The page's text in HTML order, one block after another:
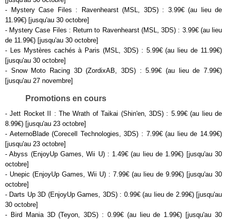
- Mystery Case Files : Ravenhearst (MSL, 3DS) : 3.99€ (au lieu de
11.99€) [jusqu'au 30 octobre]
- Mystery Case Files : Return to Ravenhearst (MSL, 3DS) : 3.99€ (au lieu
de 11.99€) [jusqu'au 30 octobre]
- Les Mystères cachés à Paris (MSL, 3DS) : 5.99€ (au lieu de 11.99€)
[jusqu'au 30 octobre]
- Snow Moto Racing 3D (ZordixAB, 3DS) : 5.99€ (au lieu de 7.99€)
[jusqu'au 27 novembre]
Promotions en cours
- Jett Rocket II : The Wrath of Taikai (Shin'en, 3DS) : 5.99€ (au lieu de
8.99€) [jusqu'au 23 octobre]
- AeternoBlade (Corecell Technologies, 3DS) : 7.99€ (au lieu de 14.99€)
[jusqu'au 23 octobre]
- Abyss (EnjoyUp Games, Wii U) : 1.49€ (au lieu de 1.99€) [jusqu'au 30
octobre]
- Unepic (EnjoyUp Games, Wii U) : 7.99€ (au lieu de 9.99€) [jusqu'au 30
octobre]
- Darts Up 3D (EnjoyUp Games, 3DS) : 0.99€ (au lieu de 2.99€) [jusqu'au
30 octobre]
- Bird Mania 3D (Teyon, 3DS) : 0.99€ (au lieu de 1.99€) [jusqu'au 30